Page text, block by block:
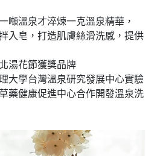
噸溫泉才淬煉一克溫泉精華，
入皂，打造肌膚絲滑洗感，提供
湯花節獲獎品牌
大學台灣溫泉研究發展中心實驗
藥健康促進中心合作開發溫泉洗